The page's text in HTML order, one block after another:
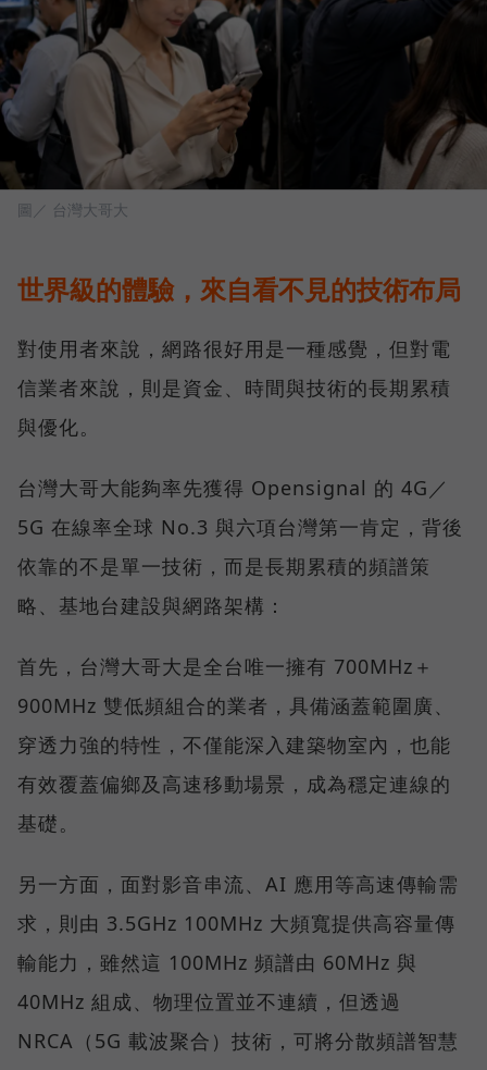
圖／ 台灣大哥大
世界級的體驗，來自看不見的技術布局
對使用者來說，網路很好用是一種感覺，但對電
信業者來說，則是資金、時間與技術的長期累積
與優化。
台灣大哥大能夠率先獲得 Opensignal 的 4G／
5G 在線率全球 No.3 與六項台灣第一肯定，背後
依靠的不是單一技術，而是長期累積的頻譜策
略、基地台建設與網路架構：
首先，台灣大哥大是全台唯一擁有 700MHz＋
900MHz 雙低頻組合的業者，具備涵蓋範圍廣、
穿透力強的特性，不僅能深入建築物室內，也能
有效覆蓋偏鄉及高速移動場景，成為穩定連線的
基礎。
另一方面，面對影音串流、AI 應用等高速傳輸需
求，則由 3.5GHz 100MHz 大頻寬提供高容量傳
輸能力，雖然這 100MHz 頻譜由 60MHz 與
40MHz 組成、物理位置並不連續，但透過
NRCA（5G 載波聚合）技術，可將分散頻譜智慧